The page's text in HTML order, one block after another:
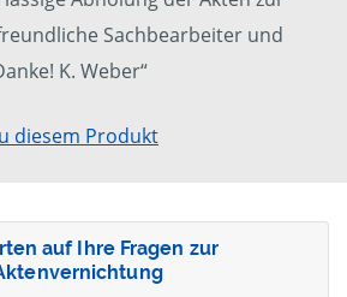
Sachbearbeiter und
K. Weber“
diesem Produkt
auf Ihre Fragen zur